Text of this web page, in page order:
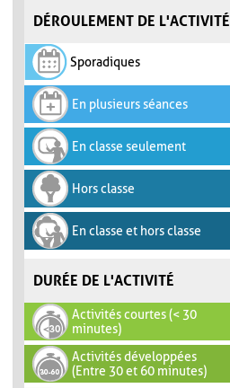
DÉROULEMENT DE L'ACTIVITÉ
Sporadiques
En plusieurs séances
En classe seulement
Hors classe
En classe et hors classe
DURÉE DE L'ACTIVITÉ
Activités courtes (< 30
minutes)
Activités développées
(Entre 30 et 60 minutes)